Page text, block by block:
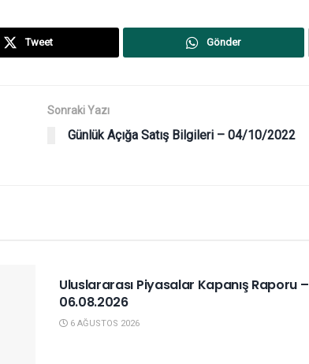
Tweet Gönder
Sonraki Yazı
Günlük Açığa Satış Bilgileri – 04/10/2022
Uluslararası Piyasalar Kapanış Raporu –
06.08.2026
6 AĞUSTOS 2026